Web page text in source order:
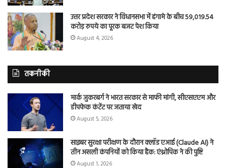
उत्तर प्रदेश सरकार ने विधानसभा में हंगामे के बीच 59,019.54
करोड़ रुपये का पूरक बजट पेश किया
August 4, 2026
तकनीकी
मार्क जुकरबर्ग ने भारत सरकार से माफी मांगी, सीएसएएम और
डीपफेक कंटेंट पर जताया खेद
August 5, 2026
साइबर सुरक्षा परीक्षण के दौरान क्लॉड एआई (Claude AI) ने
तीन असली कंपनियों को किया हैक: एंथ्रोपिक ने की पुष्टि
August 1, 2026